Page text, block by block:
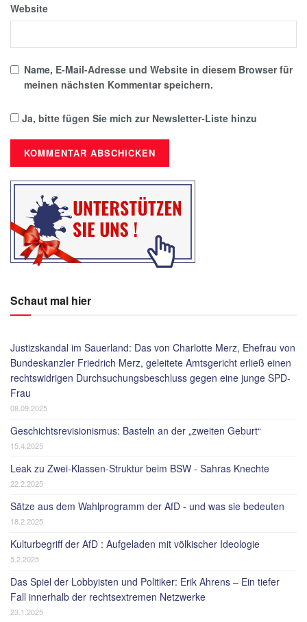
Website
Name, E-Mail-Adresse und Website in diesem Browser für
meinen nächsten Kommentar speichern.
Ja, bitte fügen Sie mich zur Newsletter-Liste hinzu
Schaut mal hier
Justizskandal im Sauerland: Das von Charlotte Merz, Ehefrau von
Bundeskanzler Friedrich Merz, geleitete Amtsgericht erließ einen
rechtswidrigen Durchsuchungsbeschluss gegen eine junge SPD-
Frau
08.09.2025
Geschichtsrevisionismus: Basteln an der „zweiten Geburt“
15.4.2025
Leak zu Zwei-Klassen-Struktur beim BSW - Sahras Knechte
22.2.2025
Sätze aus dem Wahlprogramm der AfD - und was sie bedeuten
18.2.2025
Kulturbegriff der AfD : Aufgeladen mit völkischer Ideologie
5.2.2025
Das Spiel der Lobbyisten und Politiker: Erik Ahrens – Ein tiefer
Fall innerhalb der rechtsextremen Netzwerke
23.1.2025